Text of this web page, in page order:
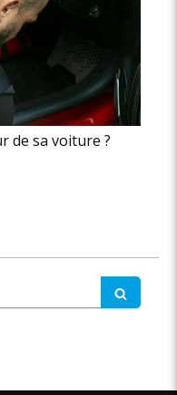
de sa voiture ?